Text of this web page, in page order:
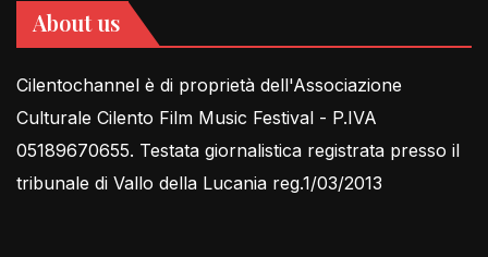
About us
Cilentochannel è di proprietà dell'Associazione
Culturale Cilento Film Music Festival - P.IVA
05189670655. Testata giornalistica registrata presso il
tribunale di Vallo della Lucania reg.1/03/2013